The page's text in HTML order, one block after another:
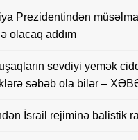
Prezidentindən
olacaq addım
sevdiyi yemək
səbəb ola bilər –
İsrail rejiminə balistik